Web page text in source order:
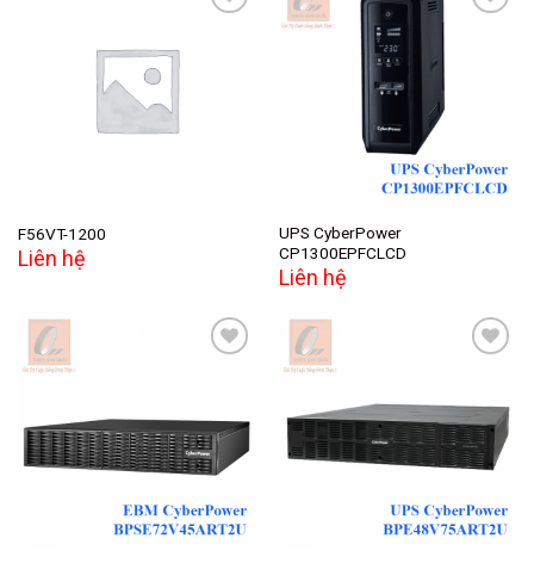
F56VT-1200
Liên hệ
UPS CyberPower
CP1300EPFCLCD
Liên hệ
wishlist
Add to
wishlist